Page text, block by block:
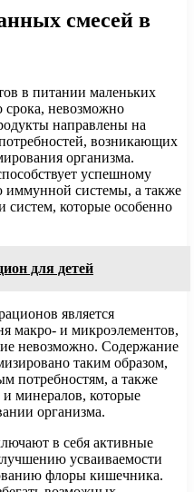
смесей в
в питании маленьких
срока, невозможно
направлены на
возникающих
организма.
успешному
иммунной системы, а также
систем, которые особенно
для детей
является
макро- и микроэлементов,
невозможно. Содержание
таким образом,
потребностям, а также
минералов, которые
организма.
в себя активные
усваиваемости
флоры кишечника.